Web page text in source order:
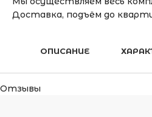
Доставка, подъём до
ОПИСАНИЕ
Отзывы